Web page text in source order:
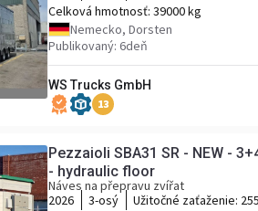
Celková hmotnosť: 39000 kg
Nemecko, Dorsten
Publikovaný: 6deň
WS Trucks GmbH
13
Pezzaioli SBA31 SR - NEW -
- hydraulic floor
Náves na přepravu zvířat
2026
3-osý Užitočné zaťaženie: